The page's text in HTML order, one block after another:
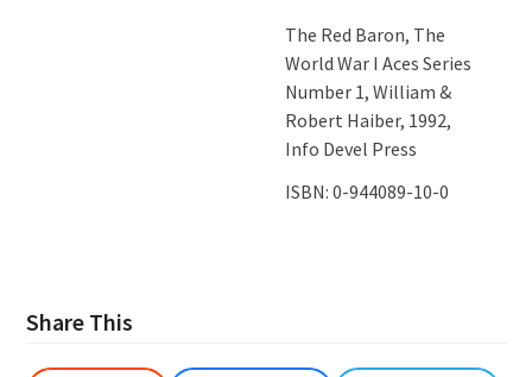
The Red Baron, The
World War I Aces Series
Number 1, William &
Robert Haiber, 1992,
Info Devel Press
ISBN: 0-944089-10-0
Share This